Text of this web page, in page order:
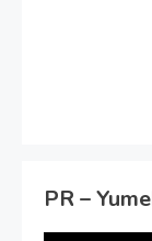
PR –